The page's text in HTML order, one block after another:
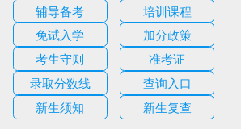
辅导备考
培训课程
免试入学
加分政策
考生守则
准考证
录取分数线
查询入口
新生须知 新生复查